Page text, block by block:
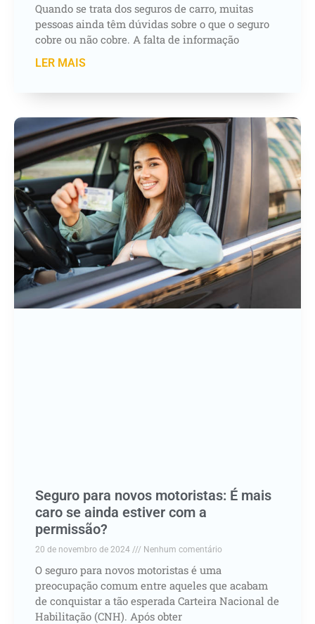
Quando se trata dos seguros de carro, muitas
pessoas ainda têm dúvidas sobre o que o seguro
cobre ou não cobre. A falta de informação
LER MAIS
Seguro para novos motoristas: É mais
caro se ainda estiver com a
permissão?
20 de novembro de 2024 Nenhum comentário
O seguro para novos motoristas é uma
preocupação comum entre aqueles que acabam
de conquistar a tão esperada Carteira Nacional de
Habilitação (CNH). Após obter